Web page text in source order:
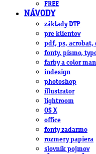
FREE
NÁVODY
základy DTP
pre klientov
pdf, ps,
fonty, písmo,
farby a color
indesign
photoshop
illustrator
lightroom
OS X
office
fonty zadarmo
rozmery papiera
slovník pojmov